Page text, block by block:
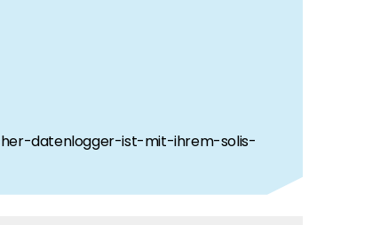
datenlogger-ist-mit-ihrem-solis-